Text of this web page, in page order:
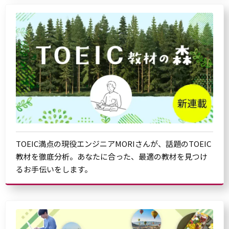
TOEIC満点の現役エンジニアMORIさんが、話題のTOEIC
教材を徹底分析。あなたに合った、最適の教材を見つけ
るお手伝いをします。